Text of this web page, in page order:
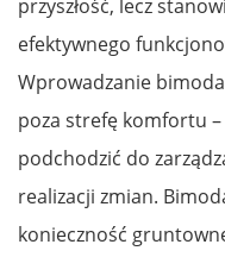
przyszłość, lecz
efektywnego
Wprowadzanie
poza strefę komfortu –
podchodzić do
realizacji zmian.
konieczność